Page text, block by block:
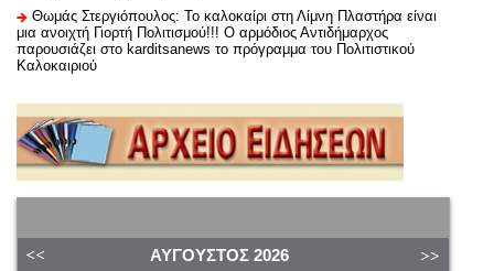
Θωμάς Στεργιόπουλος: Το καλοκαίρι στη Λίμνη Πλαστήρα είναι
μια ανοιχτή Γιορτή Πολιτισμού!!! Ο αρμόδιος Αντιδήμαρχος
παρουσιάζει στο karditsanews το πρόγραμμα του Πολιτιστικού
Καλοκαιριού
ΑΎΓΟΥΣΤΟΣ 2026